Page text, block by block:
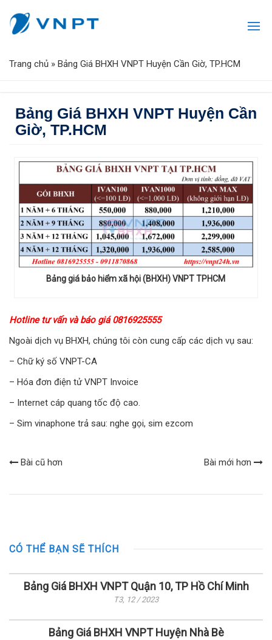
Trang chủ » Bảng Giá BHXH VNPT Huyện Cần Giờ, TP.HCM
Bảng Giá BHXH VNPT Huyện Cần
Giờ, TP.HCM
Bảng giá bảo hiểm xã hội (BHXH) VNPT TPHCM
Hotline tư vấn và báo giá 0816925555
Ngoài dịch vụ BHXH, chúng tôi còn cung cấp các dịch vụ sau:
– Chữ ký số VNPT-CA
– Hóa đơn điện tử VNPT Invoice
– Internet cáp quang tốc độ cao.
– Sim vinaphone trả sau: nghe gọi, sim ezcom
Bài cũ hơn Bài mới hơn
CÓ THỂ BẠN SẼ THÍCH
Bảng Giá BHXH VNPT Quận 10, TP Hồ Chí Minh
T3, 12 / 2023
Bảng Giá BHXH VNPT Huyện Nhà Bè